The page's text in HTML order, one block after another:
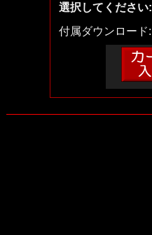
選択してください:
付属ダウンロード: